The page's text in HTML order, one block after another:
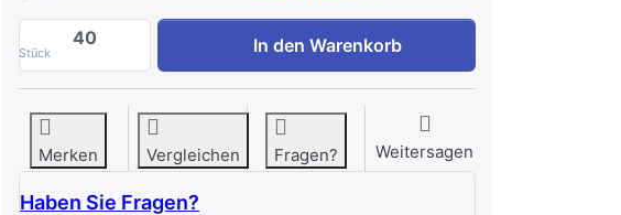
Stück
Granuflex® Fitnessboden OUTDOOR XTREME D 43 mm -
In den Warenkorb
Merken Vergleichen Fragen? Weitersagen
Haben Sie Fragen?